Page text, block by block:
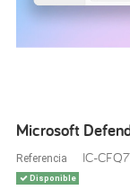
Microsoft
Referencia IC-
Disponible